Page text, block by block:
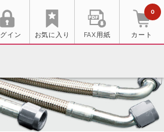
イン お気に入り FAX用紙 カート
0